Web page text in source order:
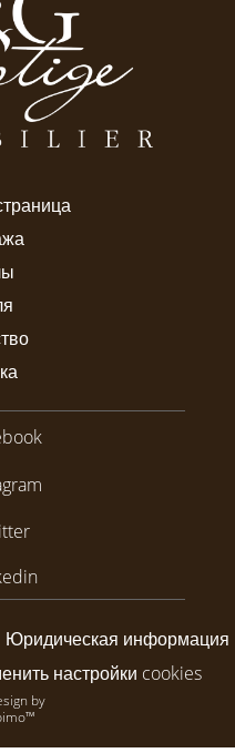
Юридическая информация
настройки cookies
by